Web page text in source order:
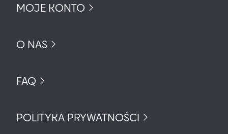
MOJE KONTO
O NAS
FAQ
POLITYKA PRYWATNOŚCI